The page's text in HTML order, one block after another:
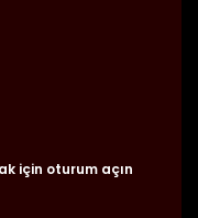
için oturum açın